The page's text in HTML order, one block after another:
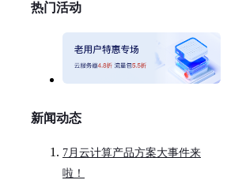
热门活动
新闻动态
7月云计算产品方案大事件来
啦！